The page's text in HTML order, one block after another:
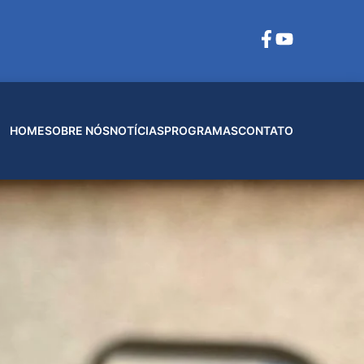
HOMESOBRE NÓSNOTÍCIASPROGRAMASCONTATO